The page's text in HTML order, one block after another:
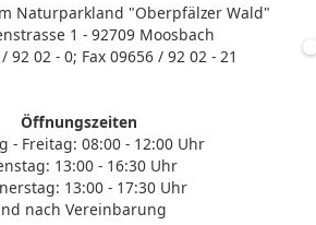
Naturparkland "Oberpfälzer Wald"
1 - 92709 Moosbach
92 02 - 0; Fax 09656 / 92 02 - 21
Öffnungszeiten
- Freitag: 08:00 - 12:00 Uhr
13:00 - 16:30 Uhr
13:00 - 17:30 Uhr
nach Vereinbarung